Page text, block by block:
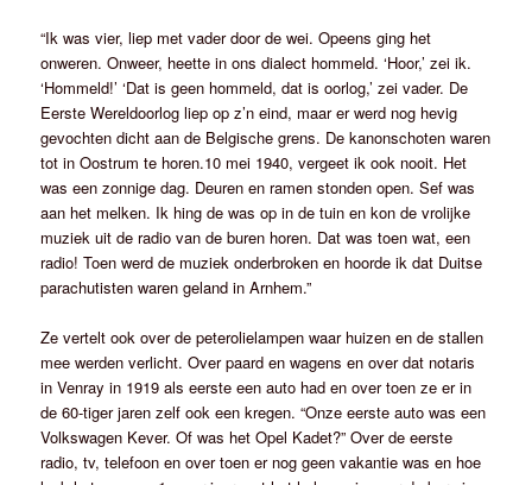
“Ik was vier, liep met vader door de wei. Opeens ging het
onweren. Onweer, heette in ons dialect hommeld. ‘Hoor,’ zei ik.
‘Hommeld!’ ‘Dat is geen hommeld, dat is oorlog,’ zei vader. De
Eerste Wereldoorlog liep op z’n eind, maar er werd nog hevig
gevochten dicht aan de Belgische grens. De kanonschoten waren
tot in Oostrum te horen.10 mei 1940, vergeet ik ook nooit. Het
was een zonnige dag. Deuren en ramen stonden open. Sef was
aan het melken. Ik hing de was op in de tuin en kon de vrolijke
muziek uit de radio van de buren horen. Dat was toen wat, een
radio! Toen werd de muziek onderbroken en hoorde ik dat Duitse
parachutisten waren geland in Arnhem.”
Ze vertelt ook over de peterolielampen waar huizen en de stallen
mee werden verlicht. Over paard en wagens en over dat notaris
in Venray in 1919 als eerste een auto had en over toen ze er in
de 60-tiger jaren zelf ook een kregen. “Onze eerste auto was een
Volkswagen Kever. Of was het Opel Kadet?” Over de eerste
radio, tv, telefoon en over toen er nog geen vakantie was en hoe